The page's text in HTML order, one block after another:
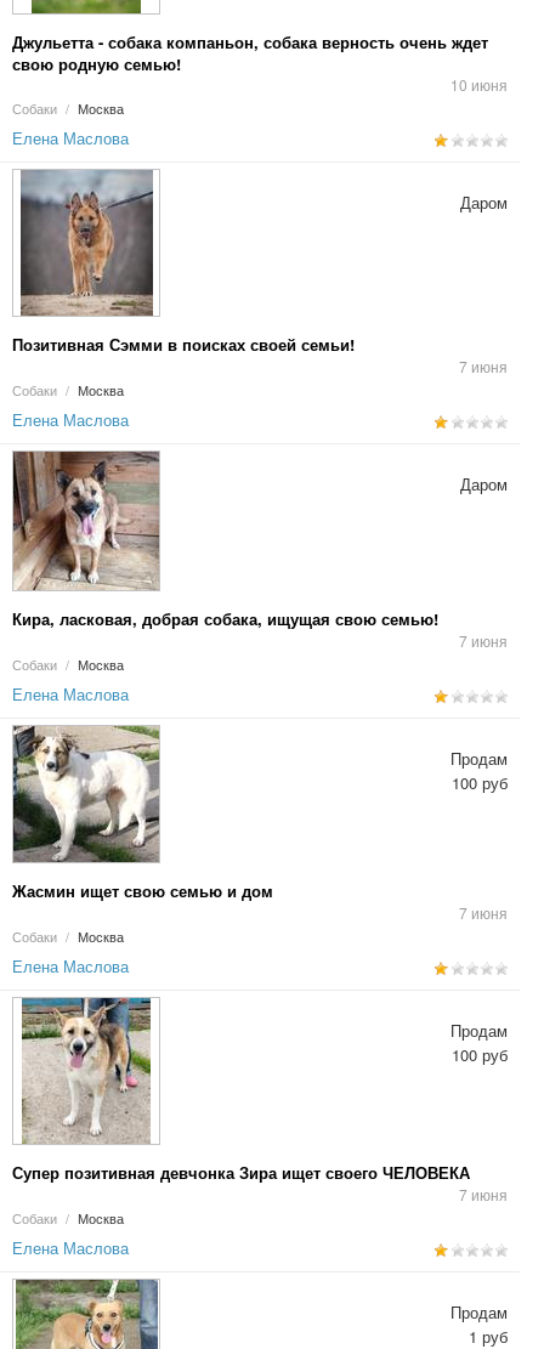
Джульетта - собака компаньон, собака верность очень ждет
свою родную семью!
10 июня
Собаки / Москва
Елена Маслова
Позитивная Сэмми в поисках своей семьи!
7 июня
Собаки / Москва
Даром
Елена Маслова
Кира, ласковая, добрая собака, ищущая свою семью!
7 июня
Собаки / Москва
Даром
Елена Маслова
Жасмин ищет свою семью и дом
7 июня
Собаки / Москва
Продам
100 руб
Елена Маслова
Супер позитивная девчонка Зира ищет своего ЧЕЛОВЕКА
7 июня
Собаки / Москва
Продам
100 руб
Елена Маслова
Продам
1 руб